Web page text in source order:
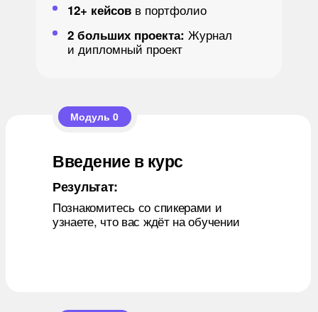
12+ кейсов в портфолио
2 больших проекта: Журнал
и дипломный проект
+
Введение в курс
Модуль 0
Результат:
Познакомитесь со спикерами и
узнаете, что вас ждёт на обучении
+